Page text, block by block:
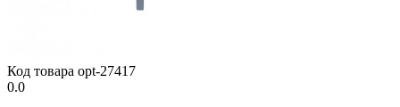
Код товара opt-27417
0.0